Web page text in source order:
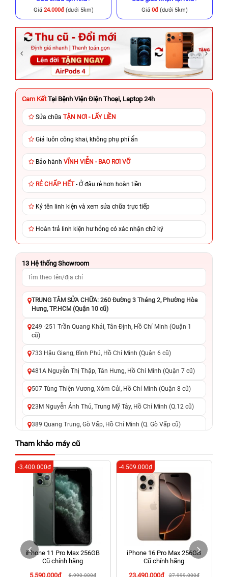
Giá 24.000đ(dưới 5km) Giá 0đ (dưới 5km)
Cam Kết Tại Bệnh Viện Điện Thoại, Laptop 24h
Sửa chữa TẬN NƠI - LẤY LIỀN
Giá luôn công khai, không phụ phí ẩn
Bảo hành VĨNH VIỄN - BAO RƠI VỠ
RẺ CHẤP HẾT- Ở đâu rẻ hơn hoàn tiền
Ký tên linh kiện và xem sửa chữa trực tiếp
Hoàn trả linh kiện hư hỏng có xác nhận chữ ký
13 Hệ thống Showroom
TRUNG TÂM SỬA CHỮA: 260 Đường 3 Tháng 2, Phường Hòa
Hưng, TP.HCM (Quận 10 cũ)
249 -251 Trần Quang Khải, Tân Định, Hồ Chí Minh (Quận 1
cũ)
733 Hậu Giang, Bình Phú, Hồ Chí Minh (Quận 6 cũ)
481A Nguyễn Thị Thập, Tân Hưng, Hồ Chí Minh (Quận 7 cũ)
507 Tùng Thiện Vương, Xóm Củi, Hồ Chí Minh (Quận 8 cũ)
23M Nguyễn Ảnh Thủ, Trung Mỹ Tây, Hồ Chí Minh (Q.12 cũ)
389 Quang Trung, Gò Vấp, Hồ Chí Minh (Q. Gò Vấp cũ)
625 - 625A Âu Cơ, Tân Phú, Hồ Chí Minh (Quận Tân Phú cũ)
326 Lê Văn Việt, Tăng Nhơn Phú, Hồ Chí Minh (Q.9 TP. Thủ
Đức cũ)
256 Võ Văn Ngân, Thủ Đức, Hồ Chí Minh (Bình Thọ, TP. Thủ
Đức Cũ)
70 Nguyễn An Ninh, Dĩ An, Hồ Chí Minh (Bình Dương Cũ)
24h Vũng Tàu: 162A Ba Cu, Vũng Tàu, Hồ Chí Minh (TP. Vũng
Tàu cũ)
198 Hoàng Văn Thụ, Tân Sơn Nhất, Hồ Chí Minh (Tân Bình
Tham khảo máy cũ
iPhone 11 Pro Max 256GB
Cũ chính hãng
5.590.000đ
8.990.000đ
-3.400.000đ
iPhone 16 Pro Max 256GB
Cũ chính hãng
23.490.000đ
27.999.000đ
-4.509.000đ